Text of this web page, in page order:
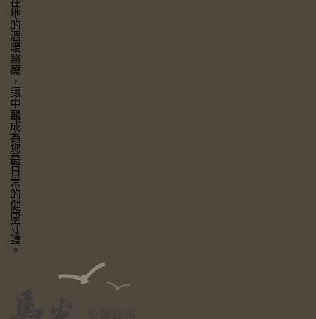
深耕在地的溫暖醫療，
讓中醫成為您最日常的健康守護。